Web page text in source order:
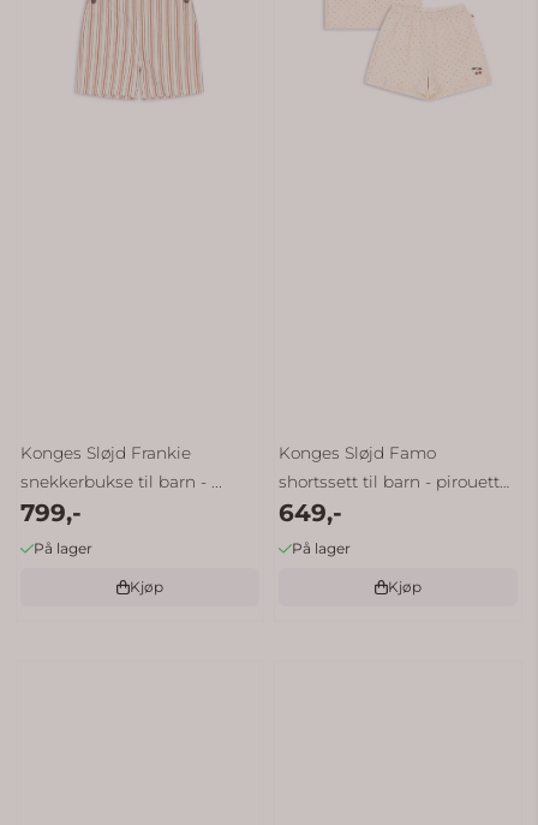
Konges Sløjd Frankie
snekkerbukse til barn - ...
799,-
På lager
Kjøp
Konges Sløjd Famo
shortssett til barn - pirouette
...
649,-
På lager
Kjøp